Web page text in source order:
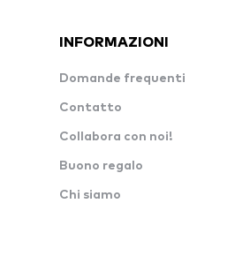
INFORMAZIONI
Domande frequenti
Contatto
Collabora con noi!
Buono regalo
Chi siamo